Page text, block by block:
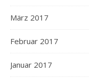
März 2017
Februar 2017
Januar 2017